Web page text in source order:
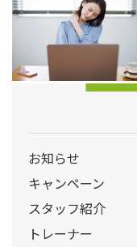
お知らせ
キャンペーン
スタッフ紹介
トレーナー